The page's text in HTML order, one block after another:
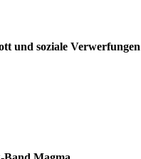
und soziale Verwerfungen